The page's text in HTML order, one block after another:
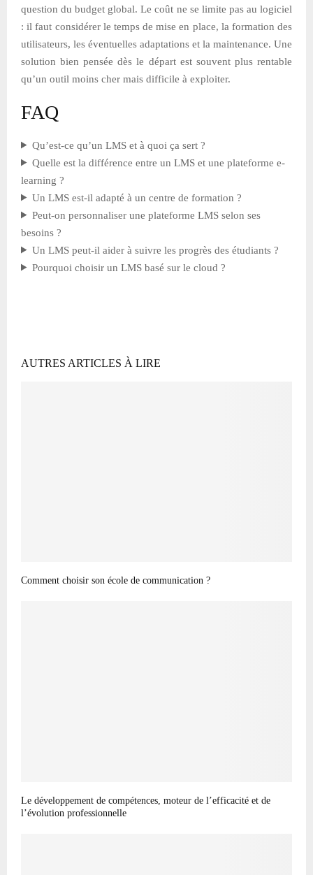
question du budget global. Le coût ne se limite pas au logiciel
: il faut considérer le temps de mise en place, la formation des
utilisateurs, les éventuelles adaptations et la maintenance. Une
solution bien pensée dès le départ est souvent plus rentable
qu’un outil moins cher mais difficile à exploiter.
FAQ
Qu’est-ce qu’un LMS et à quoi ça sert ?
Quelle est la différence entre un LMS et une plateforme e-
learning ?
Un LMS est-il adapté à un centre de formation ?
Peut-on personnaliser une plateforme LMS selon ses
besoins ?
Un LMS peut-il aider à suivre les progrès des étudiants ?
Pourquoi choisir un LMS basé sur le cloud ?
AUTRES ARTICLES À LIRE
Comment choisir son école de communication ?
Le développement de compétences, moteur de l’efficacité et de
l’évolution professionnelle